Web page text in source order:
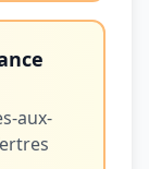
aux-